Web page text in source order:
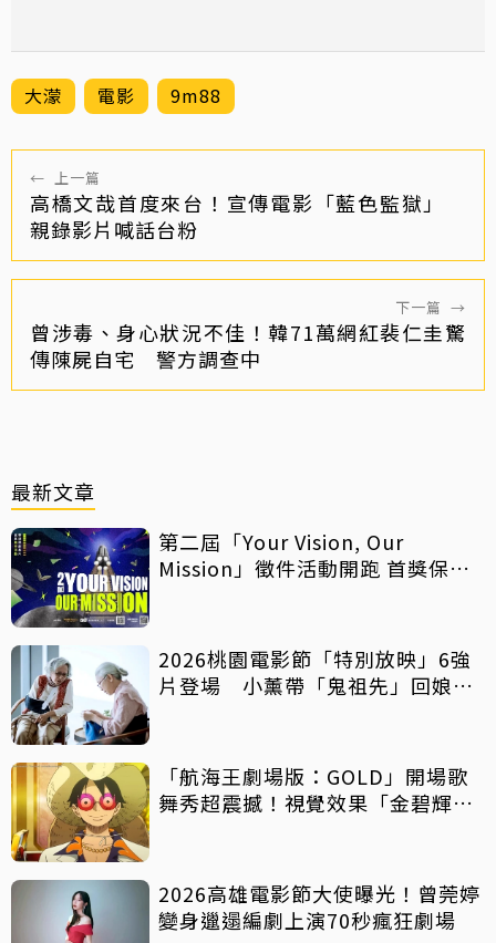
大濛 電影 9m88
← 上一篇
高橋文哉首度來台！宣傳電影「藍色監獄」
親錄影片喊話台粉
下一篇 →
曾涉毒、身心狀況不佳！韓71萬網紅裴仁圭驚
傳陳屍自宅 警方調查中
最新文章
第二屆「Your Vision, Our
Mission」徵件活動開跑 首獎保證
2026桃園電影節「特別放映」6強
片登場 小薰帶「鬼祖先」回娘
「航海王劇場版：GOLD」開場歌
舞秀超震撼！視覺效果「金碧輝
2026高雄電影節大使曝光！曾莞婷
變身邋遢編劇上演70秒瘋狂劇場